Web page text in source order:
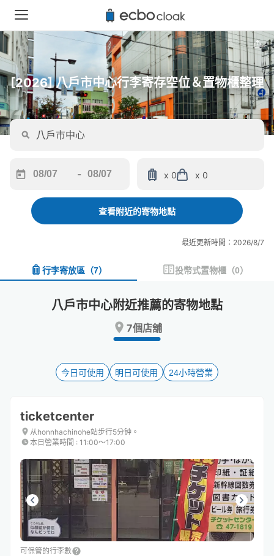
[2026] 八戶市中心行李寄存空位＆置物櫃整理
forward
interact
and
date.
keyboard
shortcuts
for
changing
dates.
-
backward
interact
and
a
date.
key
to
keyboard
shortcuts
for
changing
dates.
x 0 x 0
查看附近的寄物地點
最近更新時間：2026/8/7
行李寄放區 （7） 投幣式置物櫃 （0）
八戶市中心附近推薦的寄物地點
7個店舖
今日可使用 明日可使用 24小時營業
ticketcenter
从honnhachinohe站步行5分钟。
本日營業時間 : 11:00〜17:00
可保管的行李數